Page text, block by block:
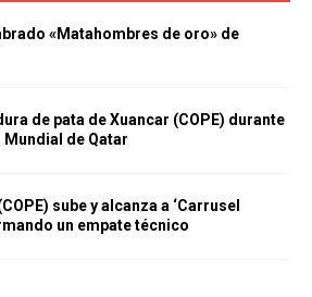
«Matahombres de oro» de
de pata de Xuancar (COPE) durante
de Qatar
sube y alcanza a ‘Carrusel
un empate técnico